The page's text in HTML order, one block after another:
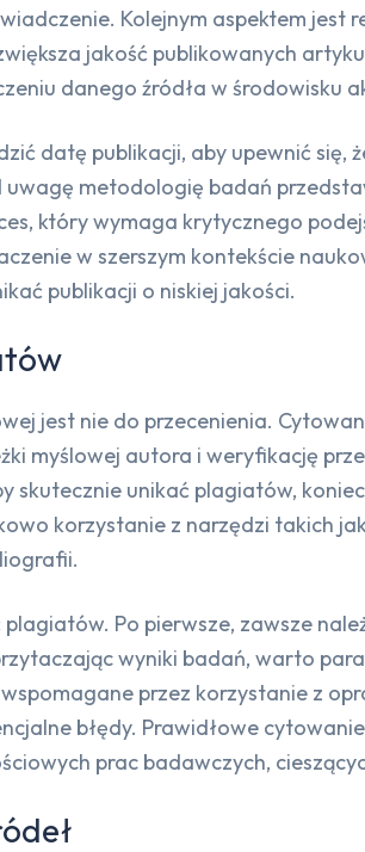
Kolejnym aspektem jest
jakość publikowanych
danego źródła w środowisku
datę publikacji, aby upewnić się,
metodologię badań
który wymaga krytycznego
w szerszym kontekście
publikacji o niskiej jakości.
jest nie do przecenienia.
myślowej autora i weryfikację
unikać plagiatów,
korzystanie z narzędzi takich
Po pierwsze, zawsze
wyniki badań, warto
przez korzystanie z
błędy. Prawidłowe
prac badawczych,